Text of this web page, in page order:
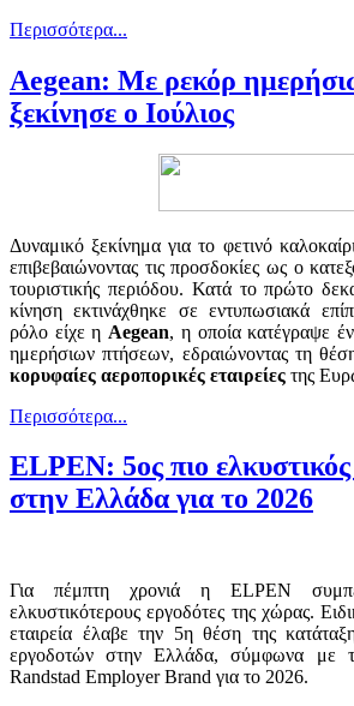
Περισσότερα...
Aegean: Με ρεκόρ
ξεκίνησε ο Ιούλιος
Δυναμικό ξεκίνημα για το φετινό
επιβεβαιώνοντας τις προσδοκίες ως ο
τουριστικής περιόδου. Κατά το πρώτο
κίνηση εκτινάχθηκε σε εντυπωσιακά
ρόλο είχε η Aegean, η οποία κατέγραψε
ημερήσιων πτήσεων, εδραιώνοντας τη
κορυφαίες αεροπορικές εταιρείες της
Περισσότερα...
ΕLPEN: 5ος πιο
στην Ελλάδα για το 2026
Για πέμπτη χρονιά η ELPEN
ελκυστικότερους εργοδότες της χώρας.
εταιρεία έλαβε την 5η θέση της
εργοδοτών στην Ελλάδα, σύμφωνα με
Randstad Employer Brand για το 2026.